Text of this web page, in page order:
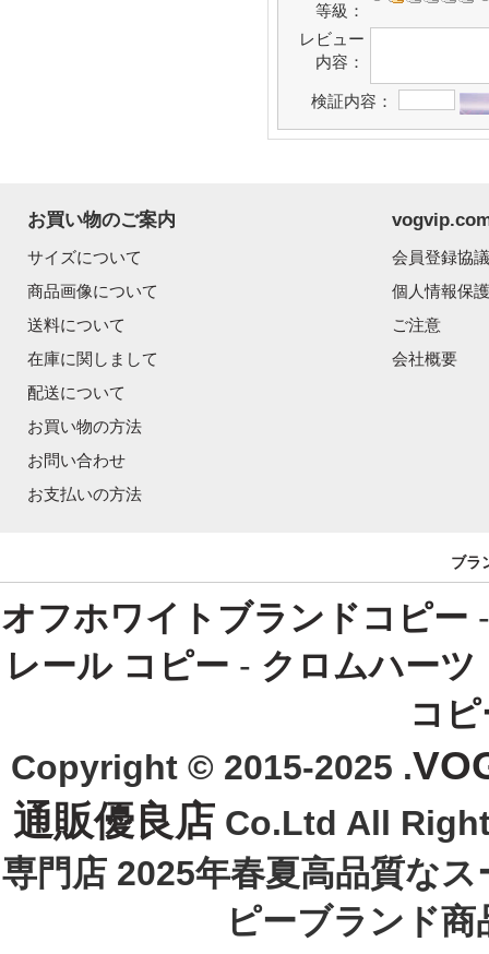
等級：
レビュー
内容：
検証内容：
お買い物のご案内
サイズについて
商品画像について
送料について
在庫に関しまして
配送について
お買い物の方法
お問い合わせ
お支払いの方法
会員登録協
個人情報保
ご注意
会社概要
ブラ
オフホワイトブランドコピー
レール コピー - クロムハーツ
コ
Copyright © 2015-2025 .
通販優良店 Co.Ltd All
専門店 2025年春夏高品質な
ピーブランド